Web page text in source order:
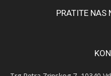
PRATITE NAS